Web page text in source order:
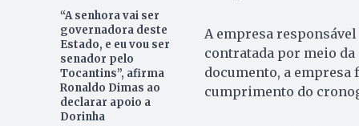
“A senhora vai ser
governadora deste
Estado, e eu vou ser
senador pelo
Tocantins”, afirma
Ronaldo Dimas ao
declarar apoio a
Dorinha
A empresa
contratada por meio da
documento, a
cumprimento do